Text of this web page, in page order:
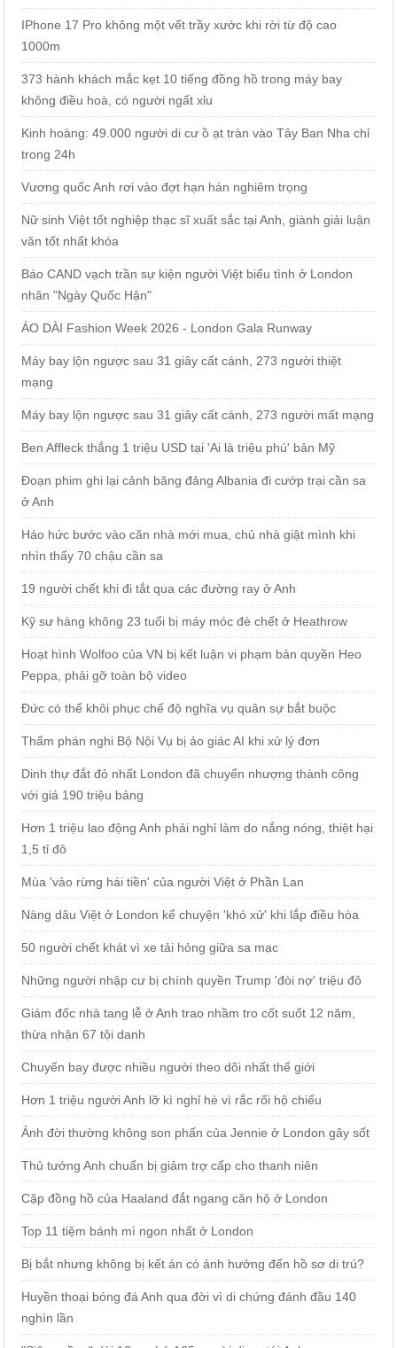
IPhone 17 Pro không một vết trầy xước khi rời từ độ cao
1000m
373 hành khách mắc kẹt 10 tiếng đồng hồ trong máy bay
không điều hoà, có người ngất xỉu
Kinh hoàng: 49.000 người di cư ồ ạt tràn vào Tây Ban Nha chỉ
trong 24h
Vương quốc Anh rơi vào đợt hạn hán nghiêm trọng
Nữ sinh Việt tốt nghiệp thạc sĩ xuất sắc tại Anh, giành giải luận
văn tốt nhất khóa
Báo CAND vạch trần sự kiện người Việt biểu tình ở London
nhân "Ngày Quốc Hận"
ÁO DÀI Fashion Week 2026 - London Gala Runway
Máy bay lộn ngược sau 31 giây cất cánh, 273 người thiệt
mạng
Máy bay lộn ngược sau 31 giây cất cánh, 273 người mất mạng
Ben Affleck thắng 1 triệu USD tại 'Ai là triệu phú' bản Mỹ
Đoạn phim ghi lại cảnh băng đảng Albania đi cướp trại cần sa
ở Anh
Háo hức bước vào căn nhà mới mua, chủ nhà giật mình khi
nhìn thấy 70 chậu cần sa
19 người chết khi đi tắt qua các đường ray ở Anh
Kỹ sư hàng không 23 tuổi bị máy móc đè chết ở Heathrow
Hoạt hình Wolfoo của VN bị kết luận vi phạm bản quyền Heo
Peppa, phải gỡ toàn bộ video
Đức có thể khôi phục chế độ nghĩa vụ quân sự bắt buộc
Thẩm phán nghi Bộ Nội Vụ bị ảo giác AI khi xử lý đơn
Dinh thự đắt đỏ nhất London đã chuyển nhượng thành công
với giá 190 triệu bảng
Hơn 1 triệu lao động Anh phải nghỉ làm do nắng nóng, thiệt hại
1,5 tỉ đô
Mùa 'vào rừng hái tiền' của người Việt ở Phần Lan
Nàng dâu Việt ở London kể chuyện 'khó xử' khi lắp điều hòa
50 người chết khát vì xe tải hỏng giữa sa mạc
Những người nhập cư bị chính quyền Trump 'đòi nợ' triệu đô
Giám đốc nhà tang lễ ở Anh trao nhầm tro cốt suốt 12 năm,
thừa nhận 67 tội danh
Chuyến bay được nhiều người theo dõi nhất thế giới
Hơn 1 triệu người Anh lỡ kì nghỉ hè vì rắc rối hộ chiếu
Ảnh đời thường không son phấn của Jennie ở London gây sốt
Thủ tướng Anh chuẩn bị giảm trợ cấp cho thanh niên
Cặp đồng hồ của Haaland đắt ngang căn hộ ở London
Top 11 tiệm bánh mì ngon nhất ở London
Bị bắt nhưng không bị kết án có ảnh hưởng đến hồ sơ di trú?
Huyền thoại bóng đá Anh qua đời vì di chứng đánh đầu 140
nghìn lần